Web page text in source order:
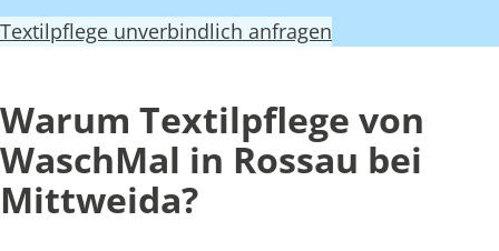
Textilpflege unverbindlich anfragen
Warum Textilpflege von
WaschMal in Rossau bei
Mittweida?